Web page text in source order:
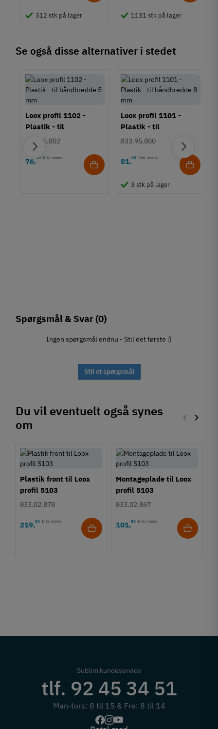
312 stk på lager 1131 stk på lager
Se også disse alternativer i stedet
Loox profil 1102 -
Plastik - til
båndbredde 5 mm
833.95.802
76,15 Inkl. moms
Loox profil 1101 -
Plastik - til
båndbredde 8 mm
833.95.800
81,05 Inkl. moms
3 stk på lager
Spørgsmål & Svar(0)
Ingen spørgsmål endnu - Stil det første :)
Stil et spørgsmål
Du vil eventuelt også synes
om
Forrige
keyboard_arrow_left Næste
keyboard_arrow_right
Plastik front til Loox
profil 5103
833.02.878
219,85 Inkl. moms
Montageplade til Loox
profil 5103
833.02.867
101,85 Inkl. moms
Sublim kundeservice
tlf. 92 45 34 51
Man-tors: 8 til 15 & Fre: 8 til 14